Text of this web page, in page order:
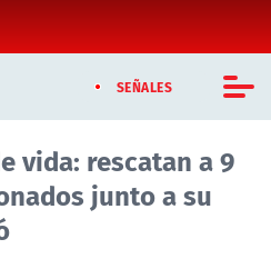
al contenido
SEÑALES
vida: rescatan a 9
junto a su